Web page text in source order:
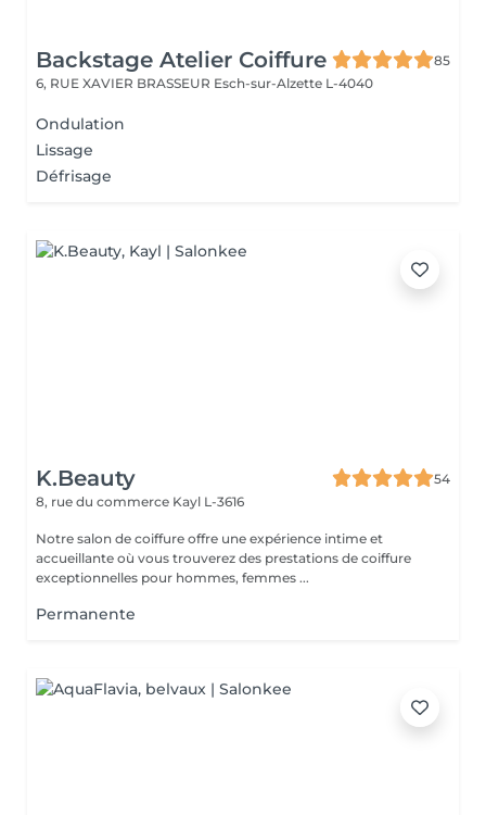
Backstage Atelier Coiffure
85
6, RUE XAVIER BRASSEUR Esch-sur-Alzette L-4040
Ondulation
Lissage
Défrisage
K.Beauty
54
8, rue du commerce Kayl L-3616
Notre salon de coiffure offre une expérience intime et
accueillante où vous trouverez des prestations de coiffure
exceptionnelles pour hommes, femmes ...
Permanente